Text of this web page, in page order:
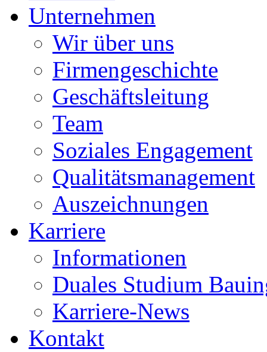
Unternehmen
Wir über uns
Firmengeschichte
Geschäftsleitung
Team
Soziales Engagement
Qualitätsmanagement
Auszeichnungen
Karriere
Informationen
Duales Studium
Karriere-News
Kontakt